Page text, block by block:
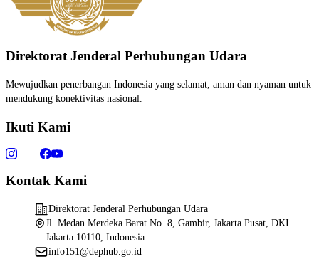
Direktorat Jenderal Perhubungan Udara
Mewujudkan penerbangan Indonesia yang selamat, aman dan nyaman untuk
mendukung konektivitas nasional.
Ikuti Kami
Kontak Kami
Direktorat Jenderal Perhubungan Udara
Jl. Medan Merdeka Barat No. 8, Gambir, Jakarta Pusat, DKI
Jakarta 10110, Indonesia
info151@dephub.go.id